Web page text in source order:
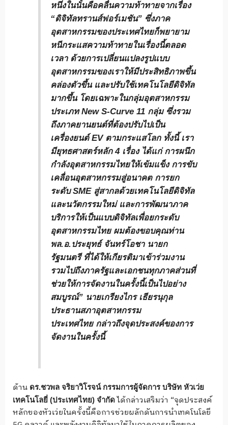
หนึ่งในนั้นคือคลื่นความท้าทายจากเรื่อง
“ดิจิทัลทรานส์ฟอร์เมชัน” ซึ่งภาค
อุตสาหกรรมของประเทศไทยก็พยายาม
หนีกระแสความท้าทายในเรื่องนี้ตลอด
เวลา ด้วยการเปลี่ยนแปลงรูปแบบ
อุตสาหกรรมของเราให้มีประสิทธิภาพขึ้น
คล่องตัวขึ้น และปรับใช้เทคโนโลยีดิจิทัล
มากขึ้น โดยเฉพาะในกลุ่มอุตสาหกรรม
ประเภท New S-Curve 11 กลุ่ม ซึ่งรวม
ถึงภาคยานยนต์ที่ต้องปรับไปเป็น
เครื่องยนต์ EV ตามกระแสโลก ทั้งนี้ เรา
มียุทธศาสตร์หลัก 4 เรื่อง ได้แก่ การผนึก
กำลังอุตสาหกรรมไทยให้เข้มแข็ง การขับ
เคลื่อนอุตสาหกรรมสู่อนาคต การยก
ระดับ SME สู่สากลด้วยเทคโนโลยีดิจิทัล
และนวัตกรรมใหม่ และการพัฒนาภาค
บริการให้เป็นแบบดิจิทัลเพื่อยกระดับ
อุตสาหกรรมไทย ผมต้องขอบคุณท่าน
พล.อ.ประยุทธ์ จันทร์โอชา นายก
รัฐมนตรี ที่ได้ให้เกียรติมาเข้าร่วมงาน
รวมไปถึงภาครัฐและเอกชนทุกภาคส่วนที่
ช่วยให้การจัดงานในครั้งนี้เป็นไปอย่าง
สมบูรณ์” นายเกรียงไกร เธียรนุกุล
ประธานสภาอุตสาหกรรม
ประเทศไทย กล่าวถึงจุดประสงค์ของการ
จัดงานในครั้งนี้
ด้าน ดร.ชวพล จริยาวิโรจน์ กรรมการผู้จัดการ บริษัท หัวเว่ย
เทคโนโลยี่ (ประเทศไทย) จำกัดได้กล่าวเสริมว่า “จุดประสงค์
หลักของหัวเว่ยในครั้งนี้คือการช่วยผลักดันการนำเทคโนโลยี